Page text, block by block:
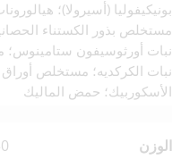
بونيكيفوليا (أسيرولا)؛
مستخلص بذور الكستناء
نبات أورثوسيفون
نبات الكركديه؛ مستخلص أوراق
الأسكوربيك؛ حمض الماليك
الوزن
50